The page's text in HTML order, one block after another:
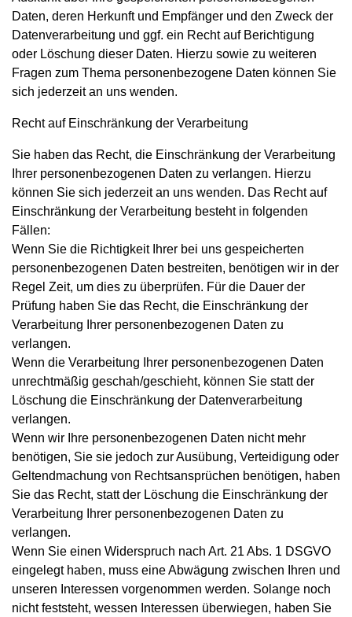
Daten, deren Herkunft und Empfänger und den Zweck der
Datenverarbeitung und ggf. ein Recht auf Berichtigung
oder Löschung dieser Daten. Hierzu sowie zu weiteren
Fragen zum Thema personenbezogene Daten können Sie
sich jederzeit an uns wenden.
Recht auf Einschränkung der Verarbeitung
Sie haben das Recht, die Einschränkung der Verarbeitung
Ihrer personenbezogenen Daten zu verlangen. Hierzu
können Sie sich jederzeit an uns wenden. Das Recht auf
Einschränkung der Verarbeitung besteht in folgenden
Fällen:
Wenn Sie die Richtigkeit Ihrer bei uns gespeicherten
personenbezogenen Daten bestreiten, benötigen wir in der
Regel Zeit, um dies zu überprüfen. Für die Dauer der
Prüfung haben Sie das Recht, die Einschränkung der
Verarbeitung Ihrer personenbezogenen Daten zu
verlangen.
Wenn die Verarbeitung Ihrer personenbezogenen Daten
unrechtmäßig geschah/geschieht, können Sie statt der
Löschung die Einschränkung der Datenverarbeitung
verlangen.
Wenn wir Ihre personenbezogenen Daten nicht mehr
benötigen, Sie sie jedoch zur Ausübung, Verteidigung oder
Geltendmachung von Rechtsansprüchen benötigen, haben
Sie das Recht, statt der Löschung die Einschränkung der
Verarbeitung Ihrer personenbezogenen Daten zu
verlangen.
Wenn Sie einen Widerspruch nach Art. 21 Abs. 1 DSGVO
eingelegt haben, muss eine Abwägung zwischen Ihren und
unseren Interessen vorgenommen werden. Solange noch
nicht feststeht, wessen Interessen überwiegen, haben Sie